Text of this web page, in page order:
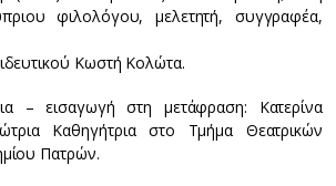
φιλολόγου, μελετητή, συγγραφέα,
Κωστή Κολώτα.
– εισαγωγή στη μετάφραση: Κατερίνα
Καθηγήτρια στο Τμήμα Θεατρικών
Πατρών.